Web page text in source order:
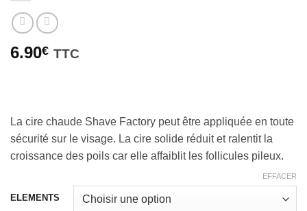
6.90€ TTC
La cire chaude Shave Factory peut être appliquée en toute
sécurité sur le visage. La cire solide réduit et ralentit la
croissance des poils car elle affaiblit les follicules pileux.
ELEMENTS
EFFACER